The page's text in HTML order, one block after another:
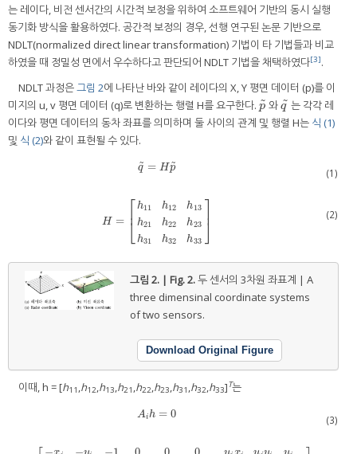
는 레이다, 비전 센서간의 시간적 보정을 위하여 소프트웨어 기반의 동시 실행
동기화 방식을 활용하였다. 공간적 보정의 경우, 선행 연구된 논문 기반으로
NDLT(normalized direct linear transformation) 기법이 타 기법들과 비교
하였을 때 정밀성 면에서 우수하다고 판단되어 NDLT 기법을 채택하였다[3].
NDLT 과정은그림 2에 나타난 바와 같이 레이다의 X, Y 평면 데이터 (p)를 이
미지의 u, v 평면 데이터 (q)로 변환하는 행렬 H를 요구한다. p
˜
p ˜와 q˜
q˜는 각각 레
이다와 평면 데이터의 동차 좌표를 의미하며 둘 사이의 관계 및 행렬 H는 식 (1)
및 식 (2)와 같이 표현될 수 있다.
q˜ = Hp
˜
q ˜= Hp˜ (1)
H = ⎡
⎣
⎢ h11
h21
h31
h12
h22
h32
h13
h23
h33
⎤
⎦⎥
H= h11 h 12h 13h21 22h 23
(2)
그림 2. | Fig. 2.두 센서의 3차원 좌표계 | A
three dimensinal coordinate systems
of two sensors.
Download Original Figure
이때, h = [h11 ,h12,h13,h21 ,h22,h23,h31 ,h32,h33]T는
Aih = 0
Aih =0 (3)